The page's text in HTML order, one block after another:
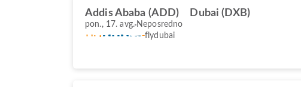
Addis Ababa (ADD) Dubai (DXB)
pon., 17. avg. Neposredno
flydubai